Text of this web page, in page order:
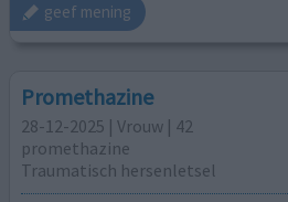
geef mening
Promethazine
28-12-2025 | Vrouw | 42
promethazine
Traumatisch hersenletsel